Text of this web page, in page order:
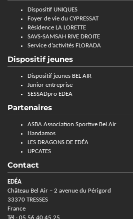
Dispositif UNIQUES
Foyer de vie du CYPRESSAT
Résidence LA LORETTE
SAVS-SAMSAH RIVE DROITE
Service d’activités FLORADA
Dispositif jeunes
Dispositif jeunes BEL AIR
Junior entreprise
SESSADpro EDEA
Partenaires
ASBA Association Sportive Bel Air
Handamos
LES DRAGONS DE EDÉA
UPCATES
Contact
EDÉA
Château Bel Air – 2 avenue du Périgord
33370 TRESSES
France